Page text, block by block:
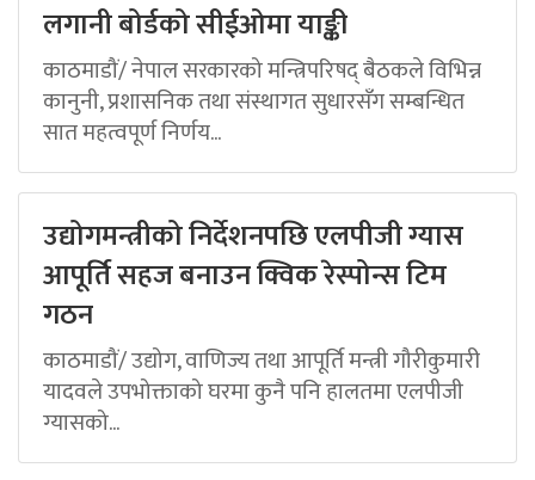
लगानी बोर्डको सीईओमा याङ्की
काठमाडौं/ नेपाल सरकारको मन्त्रिपरिषद् बैठकले विभिन्न
कानुनी, प्रशासनिक तथा संस्थागत सुधारसँग सम्बन्धित
सात महत्वपूर्ण निर्णय...
उद्योगमन्त्रीको निर्देशनपछि एलपीजी ग्यास
आपूर्ति सहज बनाउन क्विक रेस्पोन्स टिम
गठन
काठमाडौं/ उद्योग, वाणिज्य तथा आपूर्ति मन्त्री गौरीकुमारी
यादवले उपभोक्ताको घरमा कुनै पनि हालतमा एलपीजी
ग्यासको...